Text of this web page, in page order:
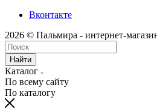
Вконтакте
2026 © Пальмира - интернет-
Найти
Каталог
По всему сайту
По каталогу